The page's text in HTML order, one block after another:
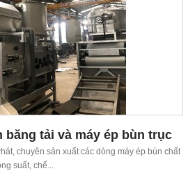
băng tải và máy ép bùn trục
chuyên sản xuất các dòng máy ép bùn chất
suất, chế...